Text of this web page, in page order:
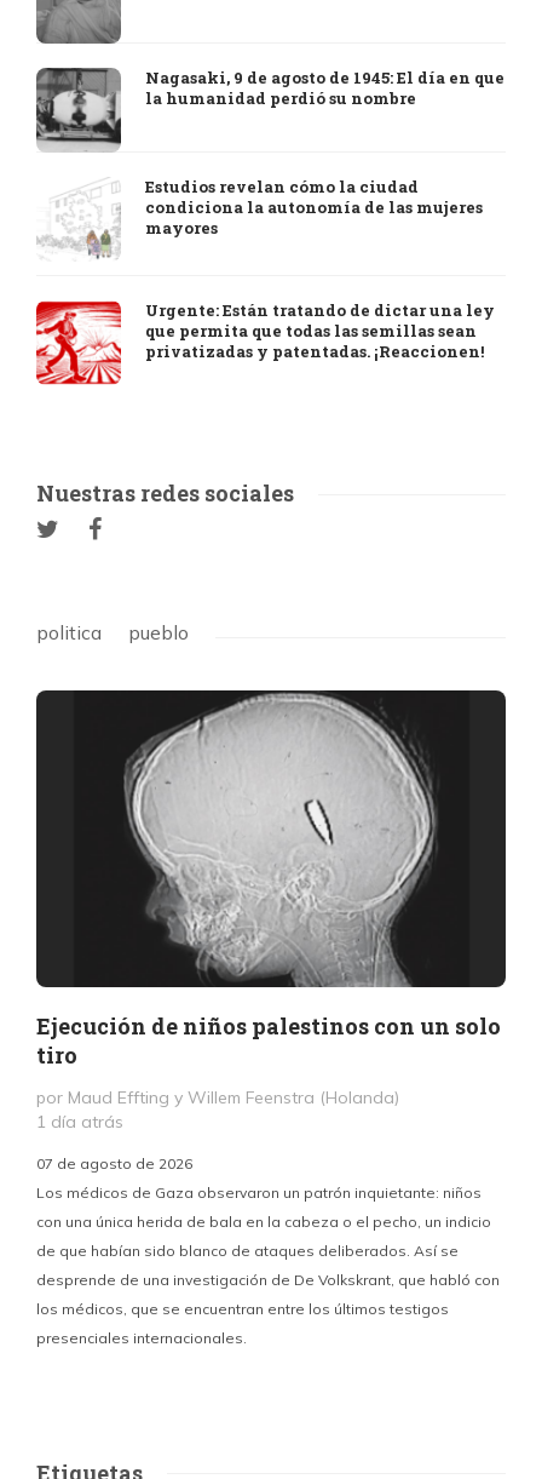
Nagasaki, 9 de agosto de 1945: El día en que
la humanidad perdió su nombre
Estudios revelan cómo la ciudad
condiciona la autonomía de las mujeres
mayores
Urgente: Están tratando de dictar una ley
que permita que todas las semillas sean
privatizadas y patentadas. ¡Reaccionen!
Nuestras redes sociales
politica pueblo
Ejecución de niños palestinos con un solo
tiro
por Maud Effting y Willem Feenstra (Holanda)
1 día atrás
07 de agosto de 2026
Los médicos de Gaza observaron un patrón inquietante: niños
con una única herida de bala en la cabeza o el pecho, un indicio
de que habían sido blanco de ataques deliberados. Así se
desprende de una investigación de De Volkskrant, que habló con
los médicos, que se encuentran entre los últimos testigos
presenciales internacionales.
Etiquetas